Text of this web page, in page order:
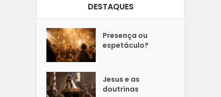
DESTAQUES
Presença ou
espetáculo?
Jesus e as
doutrinas